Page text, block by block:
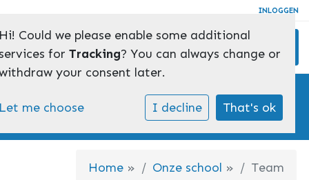
INLOGGEN
Ons team
Wij staan klaar voor onze leerlingen
Home » Onze school » Team
Could we please enable some additional
for Tracking? You can always change or
your consent later.
me choose I decline That's ok